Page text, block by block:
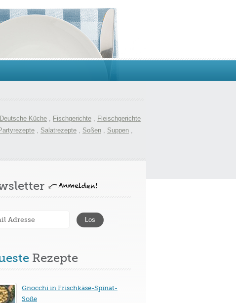
Deutsche Küche , Fischgerichte , Fleischgerichte
, Salatrezepte , Soßen , Suppen ,
Rezepte
Gnocchi in Frischkäse-Spinat-
Soße